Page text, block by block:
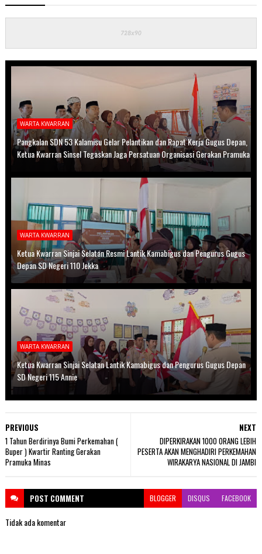
WARTA KWARRAN
Pangkalan SDN 53 Kalamisu Gelar Pelantikan dan Rapat Kerja Gugus Depan,
Ketua Kwarran Sinsel Tegaskan Jaga Persatuan Organisasi Gerakan Pramuka
WARTA KWARRAN
Ketua Kwarran Sinjai Selatan Resmi Lantik Kamabigus dan Pengurus Gugus
Depan SD Negeri 110 Jekka
WARTA KWARRAN
Ketua Kwarran Sinjai Selatan Lantik Kamabigus dan Pengurus Gugus Depan
SD Negeri 115 Annie
NEXT
DIPERKIRAKAN 1000 ORANG LEBIH
PESERTA AKAN MENGHADIRI PERKEMAHAN
WIRAKARYA NASIONAL DI JAMBI
PREVIOUS
1 Tahun Berdirinya Bumi Perkemahan (
Buper ) Kwartir Ranting Gerakan
Pramuka Minas
POST COMMENT BLOGGER DISQUS FACEBOOK
Tidak ada komentar